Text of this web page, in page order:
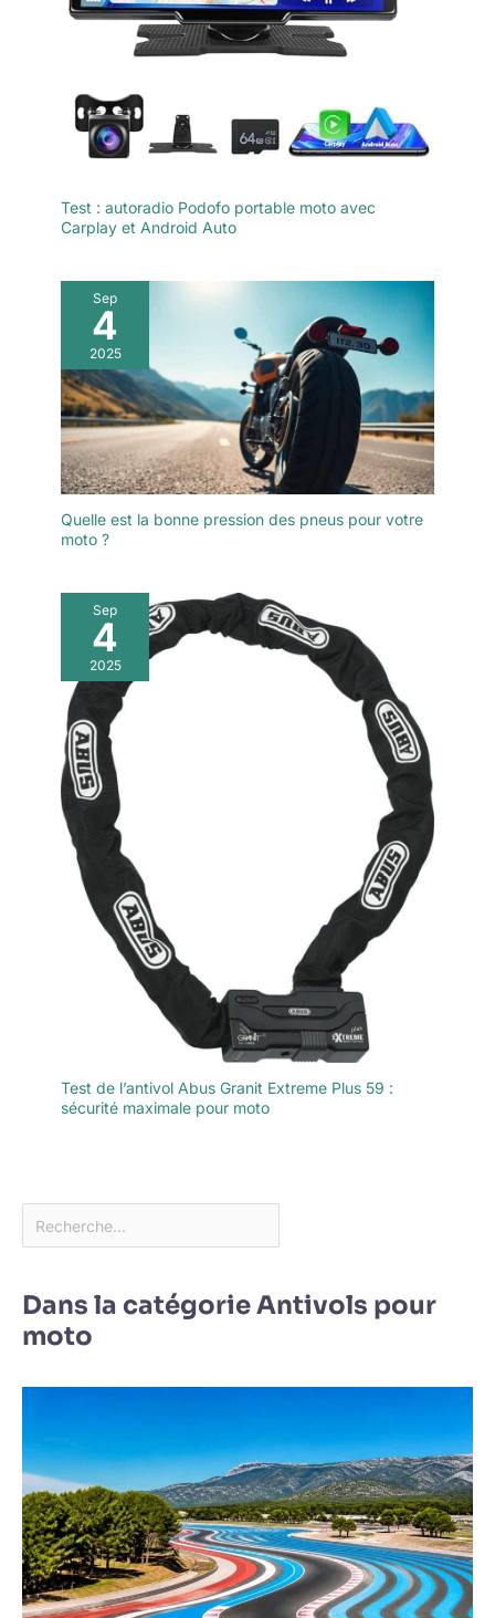
Test : autoradio Podofo portable moto avec
Carplay et Android Auto
Sep
4
2025
Quelle est la bonne pression des pneus pour votre
moto ?
Sep
4
2025
Test de l’antivol Abus Granit Extreme Plus 59 :
sécurité maximale pour moto
Dans la catégorie Antivols pour
moto